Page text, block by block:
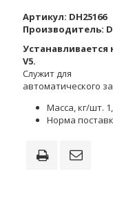
Артикул: DH25166
Производитель:
Устанавливается
V5.
Служит для
автоматического
Масса, кг/шт.
Норма